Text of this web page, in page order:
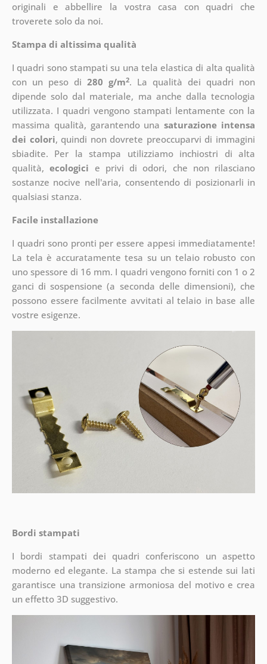
originali e abbellire la vostra casa con quadri che
troverete solo da noi.
Stampa di altissima qualità
I quadri sono stampati su una tela elastica di alta qualità
con un peso di 280 g/m2. La qualità dei quadri non
dipende solo dal materiale, ma anche dalla tecnologia
utilizzata. I quadri vengono stampati lentamente con la
massima qualità, garantendo unasaturazione intensa
dei colori, quindi non dovrete preoccuparvi di immagini
sbiadite. Per la stampa utilizziamo inchiostri di alta
qualità,ecologici e privi di odori, che non rilasciano
sostanze nocive nell'aria, consentendo di posizionarli in
qualsiasi stanza.
Facile installazione
I quadri sono pronti per essere appesi immediatamente!
La tela è accuratamente tesa su un telaio robusto con
uno spessore di 16 mm. I quadri vengono forniti con 1 o 2
ganci di sospensione (a seconda delle dimensioni), che
possono essere facilmente avvitati al telaio in base alle
vostre esigenze.
Bordi stampati
I bordi stampati dei quadri conferiscono un aspetto
moderno ed elegante. La stampa che si estende sui lati
garantisce una transizione armoniosa del motivo e crea
un effetto 3D suggestivo.